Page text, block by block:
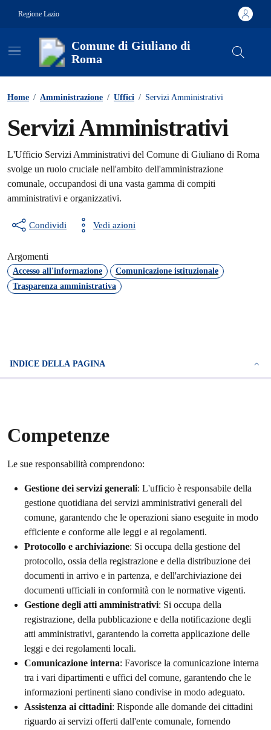
Regione Lazio
Comune di Giuliano di
Roma
Home / Amministrazione / Uffici / Servizi Amministrativi
Servizi Amministrativi
L'Ufficio Servizi Amministrativi del Comune di Giuliano di Roma
svolge un ruolo cruciale nell'ambito dell'amministrazione
comunale, occupandosi di una vasta gamma di compiti
amministrativi e organizzativi.
Condividi Vedi azioni
Argomenti
Accesso all'informazione
Comunicazione istituzionale
Trasparenza amministrativa
INDICE DELLA PAGINA
Competenze
Le sue responsabilità comprendono:
Gestione dei servizi generali: L'ufficio è responsabile della
gestione quotidiana dei servizi amministrativi generali del
comune, garantendo che le operazioni siano eseguite in modo
efficiente e conforme alle leggi e ai regolamenti.
Protocollo e archiviazione: Si occupa della gestione del
protocollo, ossia della registrazione e della distribuzione dei
documenti in arrivo e in partenza, e dell'archiviazione dei
documenti ufficiali in conformità con le normative vigenti.
Gestione degli atti amministrativi: Si occupa della
registrazione, della pubblicazione e della notificazione degli
atti amministrativi, garantendo la corretta applicazione delle
leggi e dei regolamenti locali.
Comunicazione interna: Favorisce la comunicazione interna
tra i vari dipartimenti e uffici del comune, garantendo che le
informazioni pertinenti siano condivise in modo adeguato.
Assistenza ai cittadini: Risponde alle domande dei cittadini
riguardo ai servizi offerti dall'ente comunale, fornendo